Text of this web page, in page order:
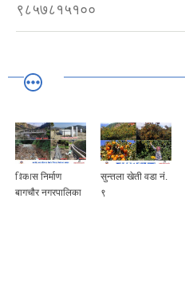
९८५७८१५१००
विकास निर्माण
बागचौर नगरपालिका
सुन्तला खेती वडा नं.
९